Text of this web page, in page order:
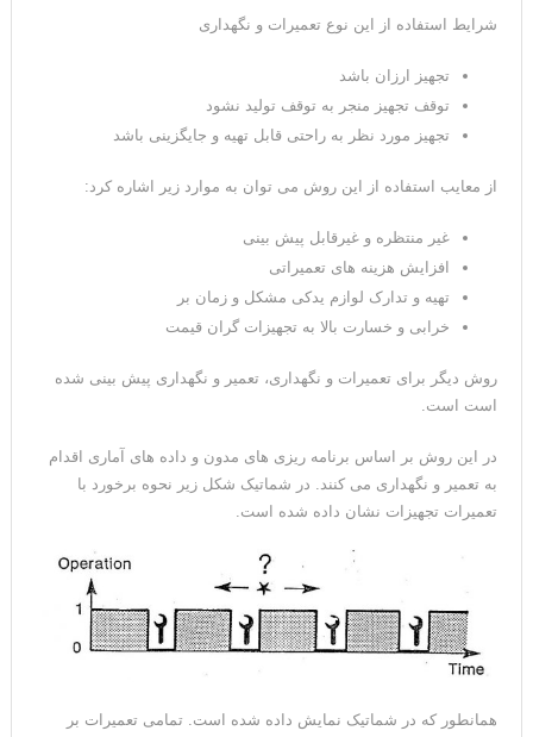
شرایط استفاده از این نوع تعمیرات و نگهداری
تجهیز ارزان باشد
توقف تجهیز منجر به توقف تولید نشود
تجهیز مورد نظر به راحتی قابل تهیه و جایگزینی باشد
از معایب استفاده از این روش می توان به موارد زیر اشاره کرد:
غیر منتظره و غیرقابل پیش بینی
افزایش هزینه های تعمیراتی
تهیه و تدارک لوازم یدکی مشکل و زمان بر
خرابی و خسارت بالا به تجهیزات گران قیمت
روش دیگر برای تعمیرات و نگهداری، تعمیر و نگهداری پیش بینی شده
است است.
در این روش بر اساس برنامه ریزی های مدون و داده های آماری اقدام
به تعمیر و نگهداری می کنند. در شماتیک شکل زیر نحوه برخورد با
تعمیرات تجهیزات نشان داده شده است.
همانطور که در شماتیک نمایش داده شده است. تمامی تعمیرات بر